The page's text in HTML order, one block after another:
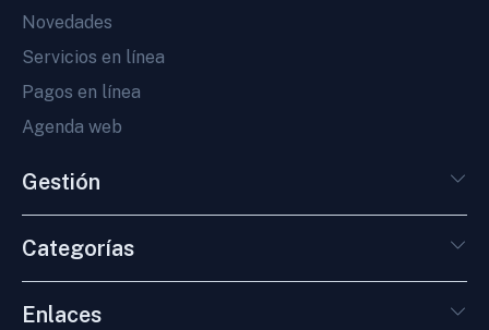
Novedades
Servicios en línea
Pagos en línea
Agenda web
Gestión
Categorías
Enlaces